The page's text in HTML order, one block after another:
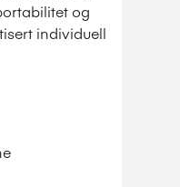
og
individuell